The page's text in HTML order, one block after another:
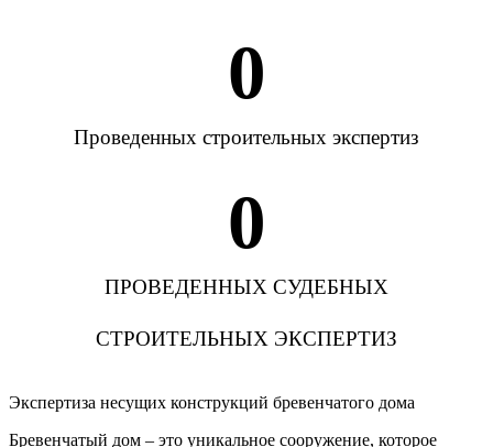
0
Проведенных строительных экспертиз
0
ПРОВЕДЕННЫХ СУДЕБНЫХ
СТРОИТЕЛЬНЫХ ЭКСПЕРТИЗ
Экспертиза несущих конструкций бревенчатого дома
Бревенчатый дом – это уникальное сооружение, которое